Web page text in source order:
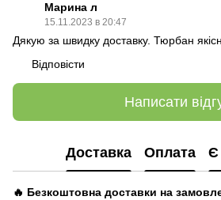
Марина л
15.11.2023 в 20:47
Дякую за швидку доставку. Тюрбан
Відповісти
Написати
Доставка Оплата Є
🔥 Безкоштовна доставки на